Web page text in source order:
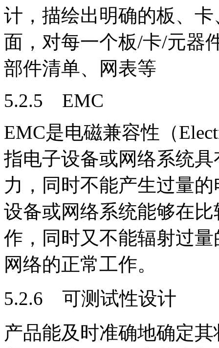
计，描绘出明确的板、
面，对每一个板/卡/元器
部件清单、网表等
5.2.5 EMC
EMC是电磁兼容性（
指电子设备或网络系统
力，同时不能产生过量
设备或网络系统能够在
作，同时又不能辐射过
网络的正常工作。
5.2.6 可测试性设计
产品能及时准确地确定